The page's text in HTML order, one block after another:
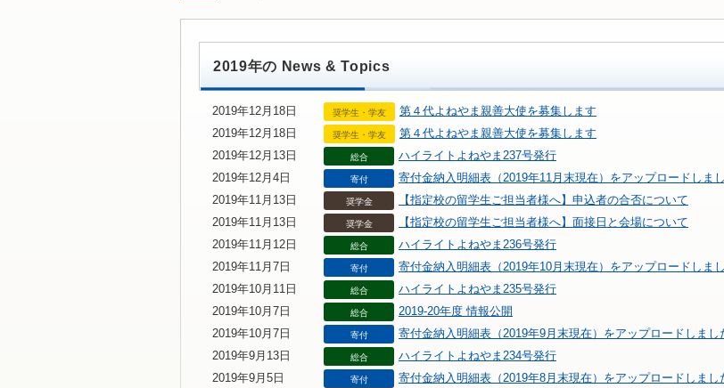
2019年の News & Topics
2019年12月18日 奨学生・学友
第４代よねやま親善大使を募集します
2019年12月18日
奨学生・学友
第４代よねやま親善大使を募集します
2019年12月13日
総合
ハイライトよねやま237号発行
2019年12月4日
寄付
寄付金納入明細表（2019年11月末現在）をアップロードしま
2019年11月13日
奨学金
【指定校の留学生ご担当者様へ】申込者の合否について
2019年11月13日
奨学金
【指定校の留学生ご担当者様へ】面接日と会場について
2019年11月12日
総合
ハイライトよねやま236号発行
2019年11月7日
寄付
寄付金納入明細表（2019年10月末現在）をアップロードしま
2019年10月11日
総合
ハイライトよねやま235号発行
2019年10月7日
総合
2019-20年度 情報公開
2019年10月7日
寄付
寄付金納入明細表（2019年9月末現在）をアップロードしまし
2019年9月13日
総合
ハイライトよねやま234号発行
2019年9月5日
寄付
寄付金納入明細表（2019年8月末現在）をアップロードしまし